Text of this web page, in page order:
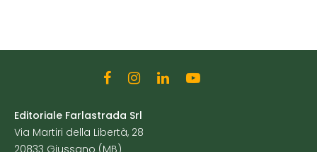
Editoriale Farlastrada Srl
Via Martiri della Libertà, 28